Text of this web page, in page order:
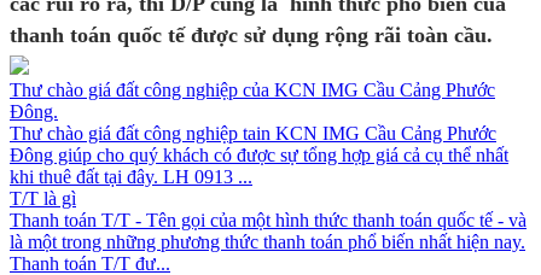
thanh toán quốc tế được sử dụng rộng rãi toàn cầu.
Thư chào giá đất công nghiệp của KCN IMG Cầu Cảng Phước
Đông.
Thư chào giá đất công nghiệp tain KCN IMG Cầu Cảng Phước
Đông giúp cho quý khách có được sự tổng hợp giá cả cụ thể nhất
khi thuê đất tại đây. LH 0913 ...
T/T là gì
Thanh toán T/T - Tên gọi của một hình thức thanh toán quốc tế - và
là một trong những phương thức thanh toán phổ biến nhất hiện nay.
Thanh toán T/T đư...